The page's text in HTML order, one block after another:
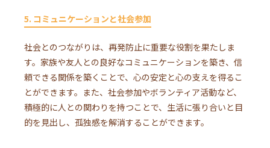
5. コミュニケーションと社会参加
社会とのつながりは、再発防止に重要な役割を果たしま
す。家族や友人との良好なコミュニケーションを築き、信
頼できる関係を築くことで、心の安定と心の支えを得るこ
とができます。また、社会参加やボランティア活動など、
積極的に人との関わりを持つことで、生活に張り合いと目
的を見出し、孤独感を解消することができます。